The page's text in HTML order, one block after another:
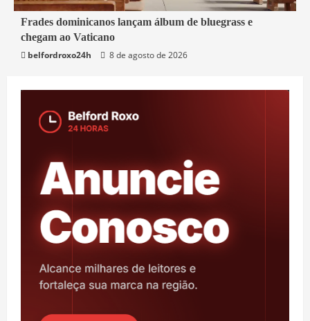
4 min read
Mundo
Frades dominicanos lançam álbum de bluegrass e
chegam ao Vaticano
belfordroxo24h
8 de agosto de 2026